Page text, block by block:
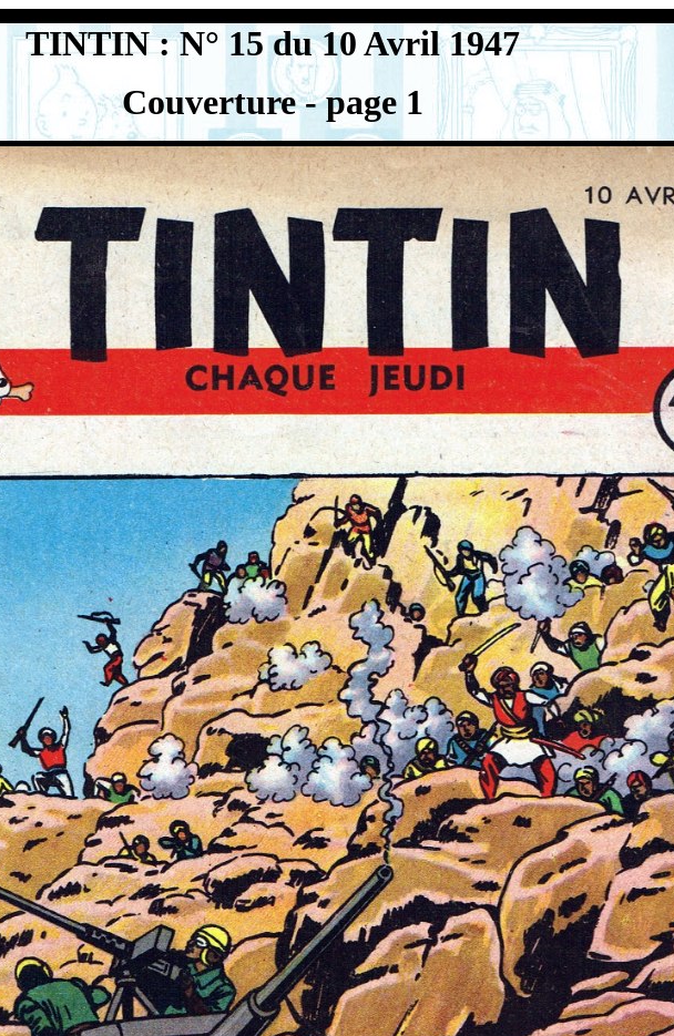
TINTIN : N° 15 du 10 Avril 1947
Couverture - page 1